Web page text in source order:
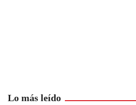
Lo más leído